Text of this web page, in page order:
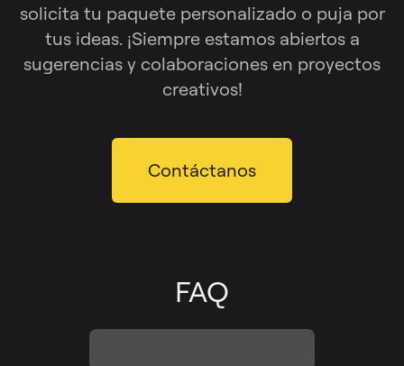
solicita tu paquete personalizado o puja por
tus ideas. ¡Siempre estamos abiertos a
sugerencias y colaboraciones en proyectos
creativos!
Contáctanos
FAQ